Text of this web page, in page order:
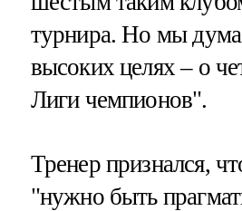
турнира. Но мы
высоких целях – о
Лиги чемпионов".
Тренер признался,
"нужно быть